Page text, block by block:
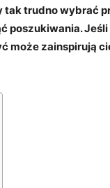
tak trudno wybrać
poszukiwania.
może zainspirują